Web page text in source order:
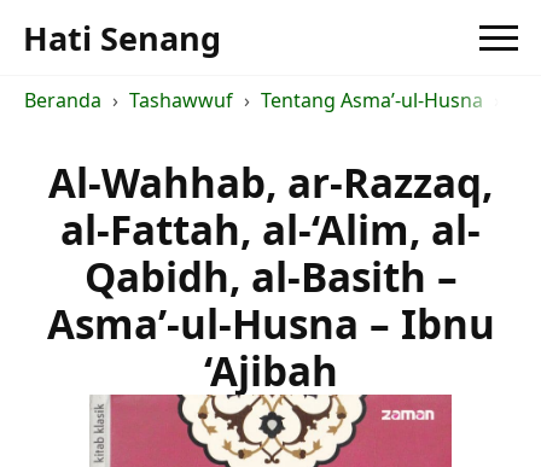
Hati Senang
Beranda Tashawwuf Tentang Asma’-ul-Husna
Al-Wahhab, ar-Razzaq,
al-Fattah, al-‘Alim, al-
Qabidh, al-Basith –
Asma’-ul-Husna – Ibnu
‘Ajibah